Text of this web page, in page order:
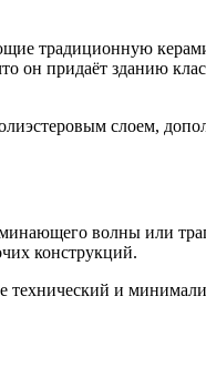
традиционную
он придаёт зданию
слоем,
волны или
конструкций.
технический и